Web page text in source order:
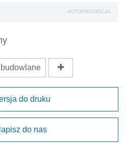
AUTOPROMOCJA
do druku
do nas